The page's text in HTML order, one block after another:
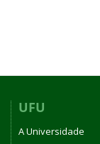
UFU
A Universidade